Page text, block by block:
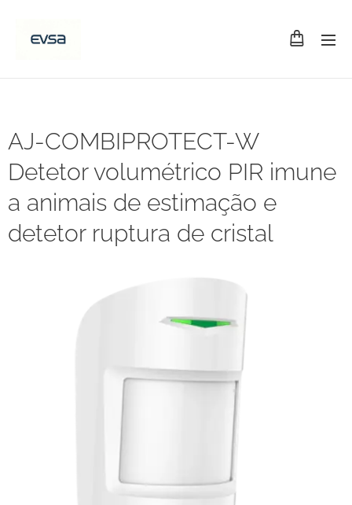
AJ-COMBIPROTECT-W
Detetor volumétrico PIR imune
a animais de estimação e
detetor ruptura de cristal